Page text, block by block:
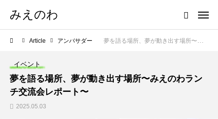
みえのわ
Article アンバサダー 夢を語る場所、夢が動き出す場所〜みえのわランチ交流会レポート〜
イベント
夢を語る場所、夢が動き出す場所〜みえのわラン
チ交流会レポート〜
2025.05.03